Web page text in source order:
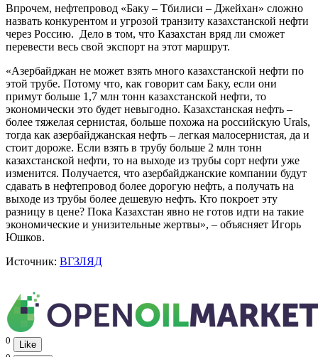
Впрочем, нефтепровод «Баку – Тбилиси – Джейхан» сложно
назвать конкурентом и угрозой транзиту казахстанской нефти
через Россию. Дело в том, что Казахстан вряд ли сможет
перевести весь свой экспорт на этот маршрут.
«Азербайджан не может взять много казахстанской нефти по
этой трубе. Потому что, как говорит сам Баку, если они
примут больше 1,7 млн тонн казахстанской нефти, то
экономически это будет невыгодно. Казахстанская нефть –
более тяжелая сернистая, больше похожа на российскую Urals,
тогда как азербайджанская нефть – легкая малосернистая, да и
стоит дороже. Если взять в трубу больше 2 млн тонн
казахстанской нефти, то на выходе из трубы сорт нефти уже
изменится. Получается, что азербайджанские компании будут
сдавать в нефтепровод более дорогую нефть, а получать на
выходе из трубы более дешевую нефть. Кто покроет эту
разницу в цене? Пока Казахстан явно не готов идти на такие
экономические и унизительные жертвы», – объясняет Игорь
Юшков.
Источник: ВГЗЛЯД
0
Like